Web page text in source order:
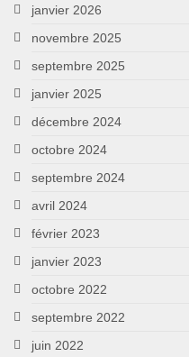
janvier 2026
novembre 2025
septembre 2025
janvier 2025
décembre 2024
octobre 2024
septembre 2024
avril 2024
février 2023
janvier 2023
octobre 2022
septembre 2022
juin 2022